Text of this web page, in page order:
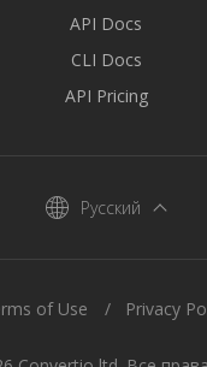
API Docs
CLI Docs
API Pricing
Русский
of Use Privacy